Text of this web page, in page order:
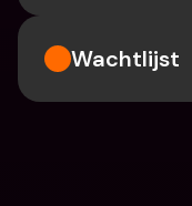
Wachtlijst